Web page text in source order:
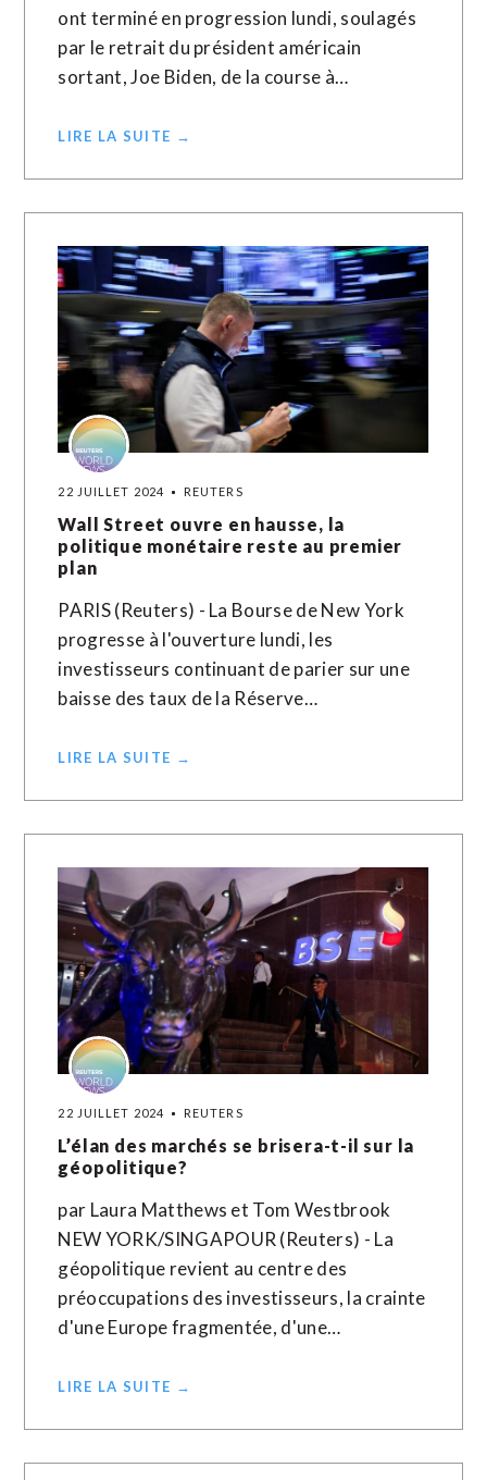
ont terminé en progression lundi, soulagés
par le retrait du président américain
sortant, Joe Biden, de la course à…
LIRE LA SUITE →
22 JUILLET 2024 REUTERS
Wall Street ouvre en hausse, la
politique monétaire reste au premier
plan
PARIS (Reuters) - La Bourse de New York
progresse à l'ouverture lundi, les
investisseurs continuant de parier sur une
baisse des taux de la Réserve…
LIRE LA SUITE →
22 JUILLET 2024 REUTERS
L’élan des marchés se brisera-t-il sur la
géopolitique?
par Laura Matthews et Tom Westbrook
NEW YORK/SINGAPOUR (Reuters) - La
géopolitique revient au centre des
préoccupations des investisseurs, la crainte
d'une Europe fragmentée, d'une…
LIRE LA SUITE →